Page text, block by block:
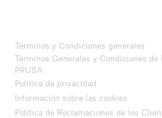
Términos y Condiciones generales
Términos Generales y Condiciones
PRUSA
Política de privacidad
Información sobre las cookies
Política de Reclamaciones de los